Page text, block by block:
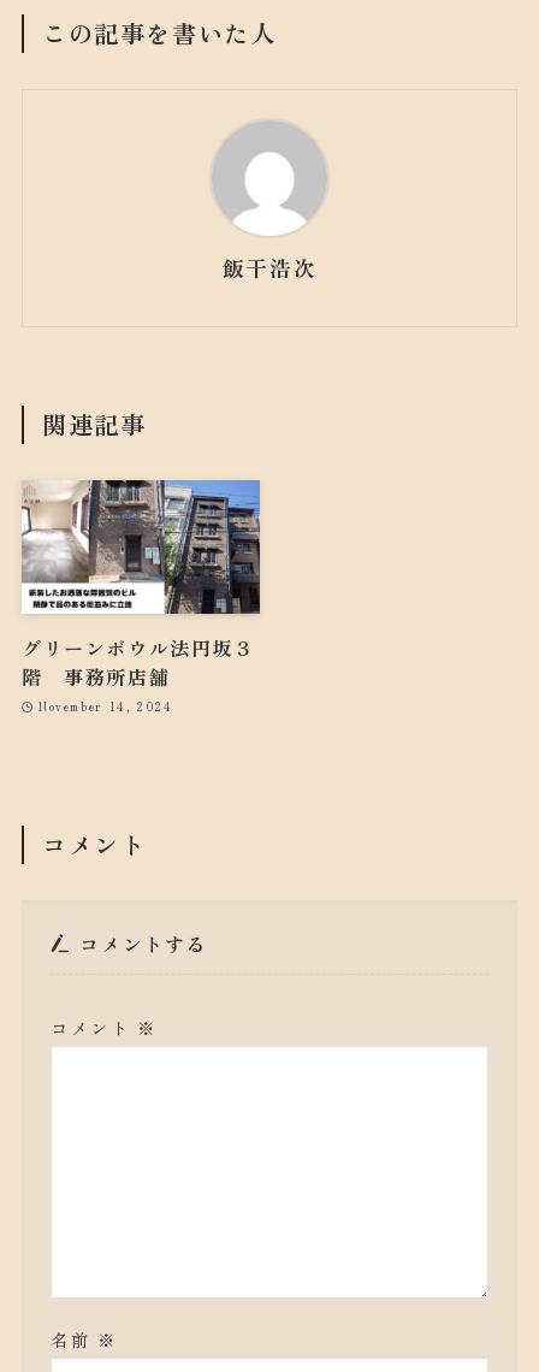
この記事を書いた人
飯干浩次
関連記事
グリーンボウル法円坂３
階 事務所店舗
November 14, 2024
コメント
コメントする
コメント ※
名前 ※